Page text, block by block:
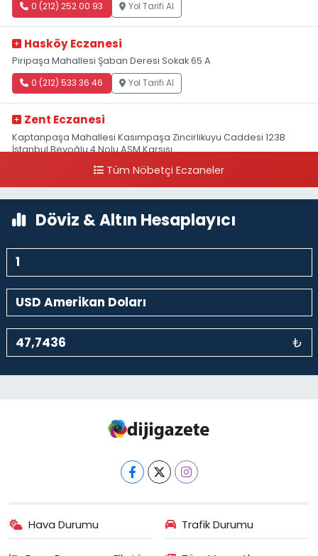
0 (212) 252 00 93 Yol Tarifi Al
Hasköy Eczanesi
Piripaşa Mahallesi Şaban Deresi Sokak 65 A
0 (212) 533 36 46 Yol Tarifi Al
Zent Eczanesi
Kaptanpaşa Mahallesi Kasımpaşa Zincirlikuyu Caddesi 123B
İstanbul Beyoğlu 4 Nolu ASM Karşısı
0 (212) 297 96 92 Yol Tarifi Al
Tüm Nöbetçi Eczaneler
Döviz & Altın Hesaplayıcı
₺
Hava Durumu Trafik Durumu